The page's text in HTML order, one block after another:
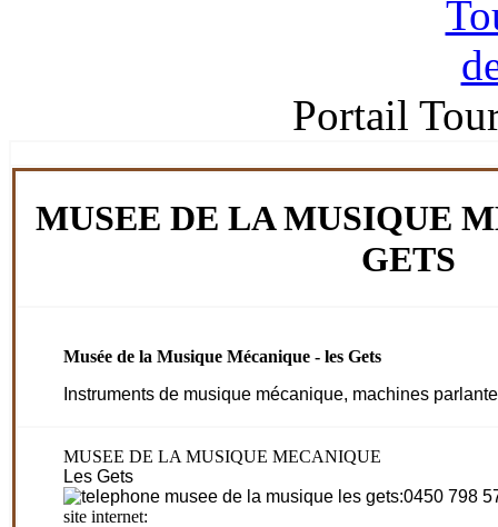
Portail
MUSEE DE LA MUSIQUE
GETS
Musée de la Musique Mécanique - les Gets
Instruments de musique mécanique, machines
MUSEE DE LA MUSIQUE MECANIQUE
Les Gets
:0450 798
site internet: